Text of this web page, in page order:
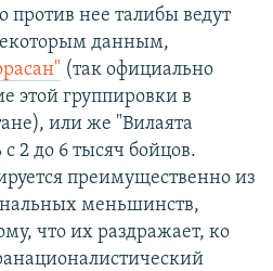
против нее талибы ведут
данным,
(так официально
этой группировки в
или же "Вилаята
2 до 6 тысяч бойцов.
преимущественно из
меньшинств,
что их раздражает, ко